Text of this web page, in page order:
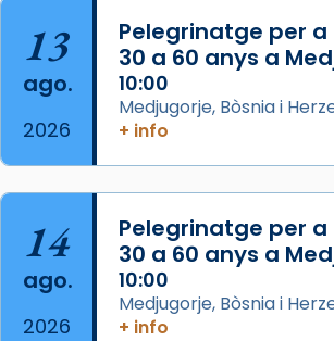
Foto
View on Facebook ·
13
ago.
2026
Pelegrinatge per
30 a 60 anys a
10:00
Medjugorje, Bòsnia i
+ info
14
ago.
2026
Pelegrinatge per
30 a 60 anys a
10:00
Medjugorje, Bòsnia i
+ info